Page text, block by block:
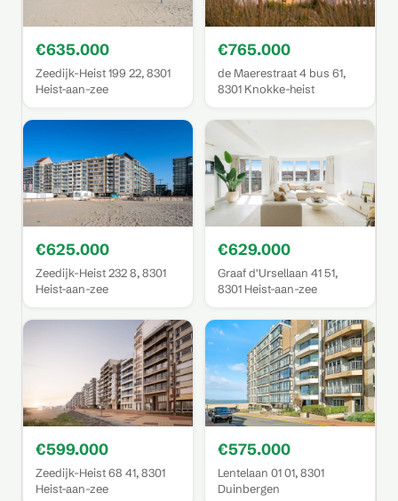
€635.000
Zeedijk-Heist 199 22, 8301
Heist-aan-zee
€765.000
de Maerestraat 4 bus 61,
8301 Knokke-heist
€625.000
Zeedijk-Heist 232 8, 8301
Heist-aan-zee
€629.000
Graaf d'Ursellaan 41 51,
8301 Heist-aan-zee
€599.000
Zeedijk-Heist 68 41, 8301
Heist-aan-zee
€575.000
Lentelaan 01 01, 8301
Duinbergen